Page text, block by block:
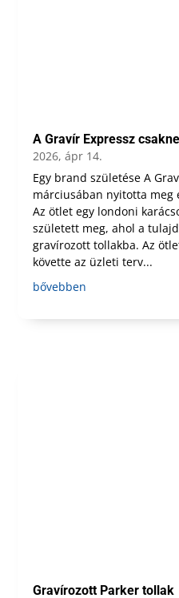
A Gravír Expressz
2026, ápr 14.
Egy brand születése A
márciusában nyitotta meg
Az ötlet egy londoni
született meg, ahol a
gravírozott tollakba. Az
követte az üzleti terv...
bővebben
Gravírozott Parker tollak